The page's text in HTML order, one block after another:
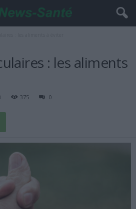
: les aliments
375 0